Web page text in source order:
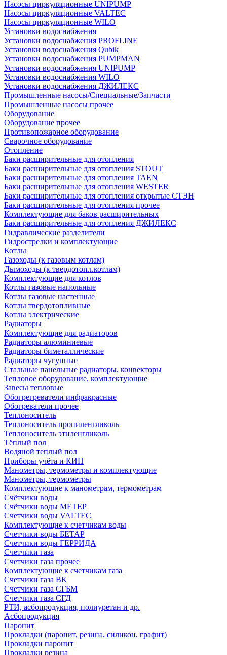
Насосы циркуляционные UNIPUMP
Насосы циркуляционные VALTEC
Насосы циркуляционные WILO
Установки водоснабжения
Установки водоснабжения PROFLINE
Установки водоснабжения Qubik
Установки водоснабжения PUMPMAN
Установки водоснабжения UNIPUMP
Установки водоснабжения WILO
Установки водоснабжения ДЖИЛЕКС
Промышленные насосы/Специальные/Запчасти
Промышленные насосы прочее
Оборудование
Оборудование прочее
Противопожарное оборудование
Сварочное оборудование
Отопление
Баки расширительные для отопления
Баки расширительные для отопления STOUT
Баки расширительные для отопления TAEN
Баки расширительные для отопления WESTER
Баки расширительные для отопления открытые СТЭН
Баки расширительные для отопления прочее
Комплектующие для баков расширительных
Баки расширительные для отопления ДЖИЛЕКС
Гидравлические разделители
Гидрострелки и комплектующие
Котлы
Газоходы (к газовым котлам)
Дымоходы (к твердотопл.котлам)
Комплектующие для котлов
Котлы газовые напольные
Котлы газовые настенные
Котлы твердотопливные
Котлы электрические
Радиаторы
Комплектующие для радиаторов
Радиаторы алюминиевые
Радиаторы биметаллические
Радиаторы чугунные
Стальные панельные радиаторы, конвекторы
Тепловое оборудование, комплектующие
Завесы тепловые
Обогрегреватели инфракрасные
Обогреватели прочее
Теплоноситель
Теплоноситель пропиленгликоль
Теплоноситель этиленгликоль
Тёплый пол
Водяной теплый пол
Приборы учёта и КИП
Манометры, термометры и комплектующие
Манометры, термометры
Комплектующие к манометрам, термометрам
Счётчики воды
Счётчики воды МЕТЕР
Счетчики воды VALTEC
Комплектующие к счетчикам воды
Счетчики воды БЕТАР
Счетчики воды ГЕРРИДА
Счетчики газа
Счетчики газа прочее
Комплектующие к счетчикам газа
Счетчики газа ВК
Счетчики газа СГБМ
Счетчики газа СГД
РТИ, асбопродукция, полиуретан и др.
Асбопродукция
Паронит
Прокладки (паронит, резина, силикон, графит)
Прокладки паронит
Прокладки резина